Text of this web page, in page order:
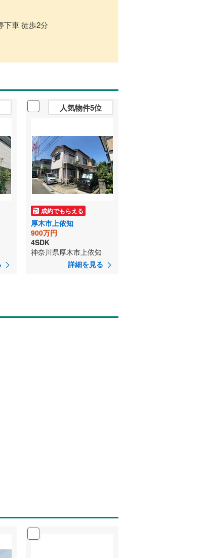
下車 徒歩2分
人気物件5位
成約でもらえる
厚木市上依知
900万円
4SDK
神奈川県厚木市上依知
詳細を見る